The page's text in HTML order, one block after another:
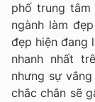
phố trung
ngành làm
đẹp hiện đang
nhanh nhất
nhưng sự
chắc chắn sẽ